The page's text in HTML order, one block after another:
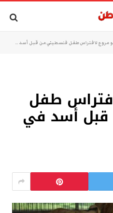
مروع لافتراس طفل فلسطيني من قبل أسد في غزة
طفل
أسد في